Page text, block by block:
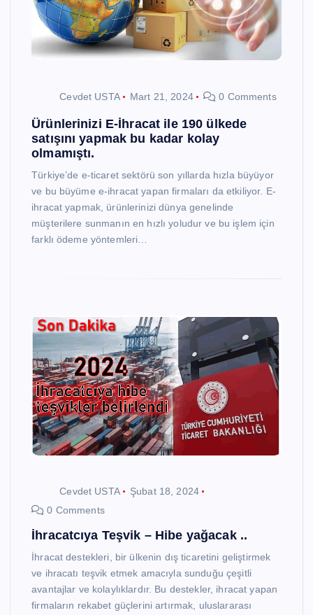
Cevdet USTA Mart 21, 2024 0 Comments
Ürünlerinizi E-İhracat ile 190 ülkede
satışını yapmak bu kadar kolay
olmamıştı.
Türkiye’de e-ticaret sektörü son yıllarda hızla büyüyor
ve bu büyüme e-ihracat yapan firmaları da etkiliyor. E-
ihracat yapmak, ürünlerinizi dünya genelinde
müşterilere sunmanın en hızlı yoludur ve bu işlem için
farklı ödeme yöntemleri…
Cevdet USTA
Şubat 18, 2024
0 Comments
İhracatcıya Teşvik – Hibe yağacak ..
İhracat destekleri, bir ülkenin dış ticaretini geliştirmek
ve ihracatı teşvik etmek amacıyla sunduğu çeşitli
avantajlar ve kolaylıklardır. Bu destekler, ihracat yapan
firmaların rekabet güçlerini artırmak, uluslararası